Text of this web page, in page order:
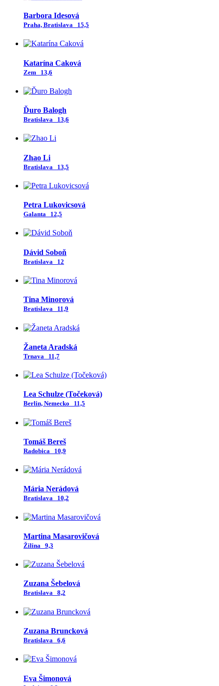
Barbora Idesová
Praha, Bratislava 15,5
Katarína Caková
Zem 13,6
Ďuro Balogh
Bratislava 13,6
Zhao Li
Bratislava 13,5
Petra Lukovicsová
Galanta 12,5
Dávid Soboň
Bratislava 12
Tina Minorová
Bratislava 11,9
Žaneta Aradská
Trnava 11,7
Lea Schulze (Točeková)
Berlin, Nemecko 11,5
Tomáš Bereš
Radobica 10,9
Mária Nerádová
Bratislava 10,2
Martina Masarovičová
Žilina 9,3
Zuzana Šebelová
Bratislava 8,2
Zuzana Bruncková
Bratislava 6,6
Eva Šimonová